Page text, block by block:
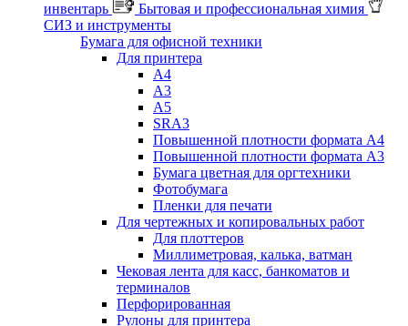
инвентарь
Бытовая и профессиональная химия
СИЗ и инструменты
Бумага для офисной техники
Для принтера
А4
А3
А5
SRA3
Повышенной плотности формата А4
Повышенной плотности формата А3
Бумага цветная для оргтехники
Фотобумага
Пленки для печати
Для чертежных и копировальных работ
Для плоттеров
Миллиметровая, калька, ватман
Чековая лента для касс, банкоматов и
терминалов
Перфорированная
Рулоны для принтера